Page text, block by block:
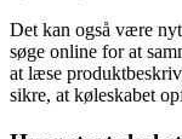
Det kan også være
søge online for at
at læse
sikre, at køleskabet